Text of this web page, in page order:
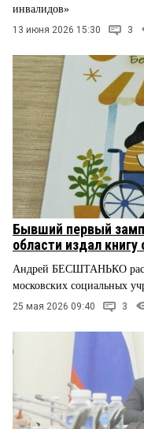
инвалидов»
13 июня 2026 15:30 3
Бывший первый
области издал книгу
Андрей БЕСШТАНЬКО
московских социальных
25 мая 2026 09:40 3